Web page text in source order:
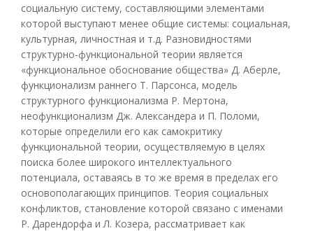
социальную систему, составляющими элементами
которой выступают менее общие системы: социальная,
культурная, личностная и т.д. Разновидностями
структурно-функциональной теории является
«функциональное обоснование общества» Д. Аберле,
функционализм раннего Т. Парсонса, модель
структурного функционализма Р. Мертона,
неофункционализм Дж. Александера и П. Поломи,
которые определили его как самокритику
функциональной теории, осуществляемую в целях
поиска более широкого интеллектуального
потенциала, оставаясь в то же время в пределах его
основополагающих принципов. Теория социальных
конфликтов, становление которой связано с именами
Р. Дарендорфа и Л. Козера, рассматривает как